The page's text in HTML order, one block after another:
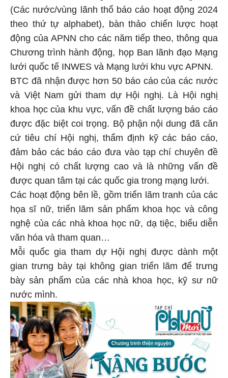
(Các nước/vùng lãnh thổ báo cáo hoạt động 2024
theo thứ tự alphabet), bàn thảo chiến lược hoạt
động của APNN cho các năm tiếp theo, thông qua
Chương trình hành động, họp Ban lãnh đạo Mạng
lưới quốc tế INWES và Mạng lưới khu vực APNN.
BTC đã nhận được hơn 50 báo cáo của các nước
và Việt Nam gửi tham dự Hội nghị. Là Hội nghị
khoa học của khu vực, vấn đề chất lượng báo cáo
được đặc biệt coi trọng. Bộ phận nội dung đã căn
cứ tiêu chí Hội nghị, thẩm định kỹ các báo cáo,
đảm bảo các báo cáo đưa vào tạp chí chuyên đề
Hội nghị có chất lượng cao và là những vấn đề
được quan tâm tại các quốc gia trong mạng lưới.
Các hoạt động bên lề, gồm triển lãm tranh của các
họa sĩ nữ, triển lãm sản phẩm khoa học và công
nghệ của các nhà khoa học nữ, dạ tiệc, biểu diễn
văn hóa và tham quan…
Mỗi quốc gia tham dự Hội nghị được dành một
gian trưng bày tại không gian triển lãm để trưng
bày sản phẩm của các nhà khoa học, kỹ sư nữ
nước mình.